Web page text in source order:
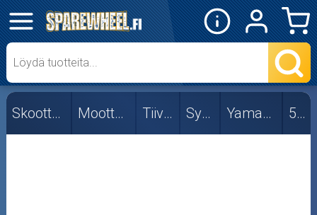
✕
Mopon osat
Skootterin osat
Aprilia
Skootterin osat Moottorin osat Tiivisteet Sylinteri Yamaha/MBK 50cc